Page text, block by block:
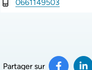
INFOS UTILES
0661149503
Partager sur